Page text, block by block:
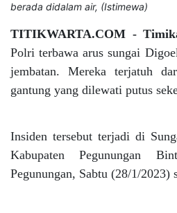
berada didalam air, (Istimewa)
TITIKWARTA.COM -
Polri terbawa arus sungai
jembatan. Mereka terjatuh
gantung yang dilewati putus
Insiden tersebut terjadi di
Kabupaten Pegunungan
Pegunungan, Sabtu (28/1/